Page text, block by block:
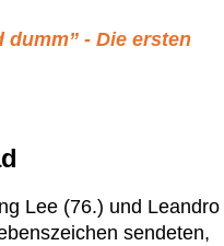
dumm” - Die ersten
Lee (76.) und Leandro
sendeten,